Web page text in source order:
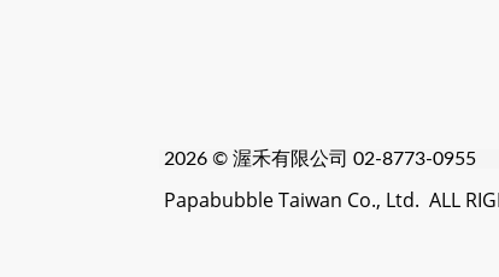
2026 © 渥禾有限公司 02-8773-0955
Papabubble Taiwan Co., Ltd. ALL